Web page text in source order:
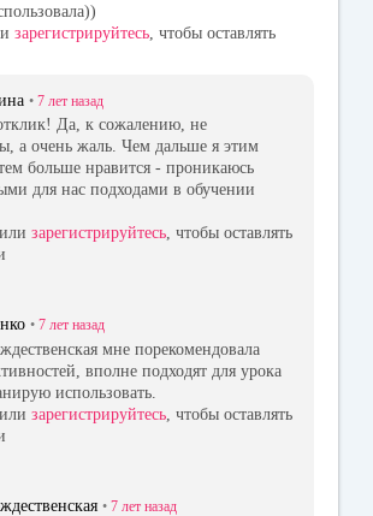
зарегистрируйтесь , чтобы оставлять
• 7 лет назад
Да, к сожалению, не
а очень жаль. Чем дальше я этим
больше нравится - проникаюсь
для нас подходами в обучении
или зарегистрируйтесь, чтобы оставлять
• 7 лет назад
мне порекомендовала
вполне подходят для урока
использовать.
или зарегистрируйтесь , чтобы оставлять
• 7 лет назад